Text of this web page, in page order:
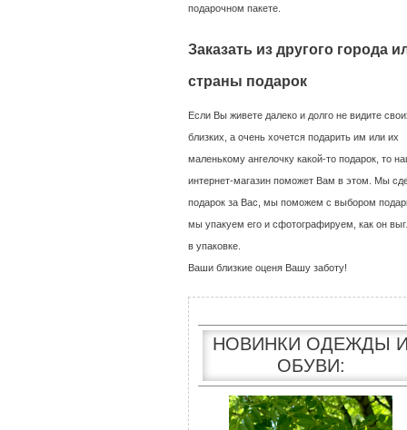
подарочном пакете.
Заказать из другого города
страны подарок
Если Вы живете далеко и долго не видите
близких, а очень хочется подарить им или их
маленькому ангелочку какой-то подарок, то
интернет-магазин поможет Вам в этом. Мы
подарок за Вас, мы поможем с выбором
мы упакуем его и сфотографируем, как он
в упаковке.
Ваши близкие оценя Вашу заботу!
НОВИНКИ ОДЕЖДЫ И
ОБУВИ: